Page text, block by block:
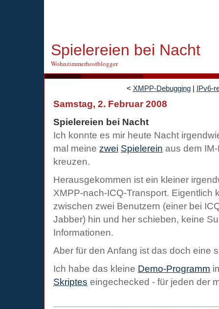
Spielereien bei Nacht
Wohnzimmerhostblogger
< XMPP-Debugging | IPv6-
Samstag, 2. Februar 2008
Spielereien bei Nacht
Ich konnte es mir heute Nacht
mal meine zwei Spielerein aus dem
kreuzen.
Herausgekommen ist ein kleiner
XMPP-nach-ICQ-Transport. Eigentlich
zwischen zwei Benutzern (einer bei
Jabber) hin und her schieben, keine
Informationen.
Aber für den Anfang ist das doch eine
Ich habe das kleine Demo-Programm
Skriptes eingechecked - für jeden der